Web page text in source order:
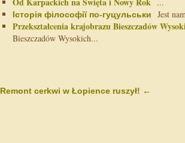
Історія філософії по-гуцульськи Jest
Przekształcenia krajobrazu Bieszczadów
Bieszczadów Wysokich...
Remont cerkwi w Łopience ruszył! ←